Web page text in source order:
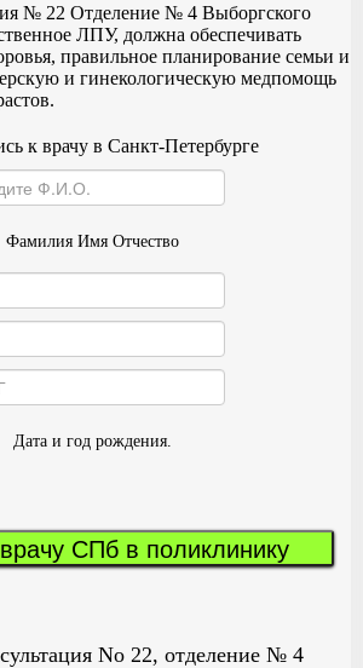
№ 22 Отделение № 4 Выборгского
ЛПУ, должна обеспечивать
правильное планирование семьи и
и гинекологическую медпомощь
к врачу в Санкт-Петербурге
Фамилия Имя Отчество
Дата и год рождения.
СПб в поликлинику
No 22, отделение № 4